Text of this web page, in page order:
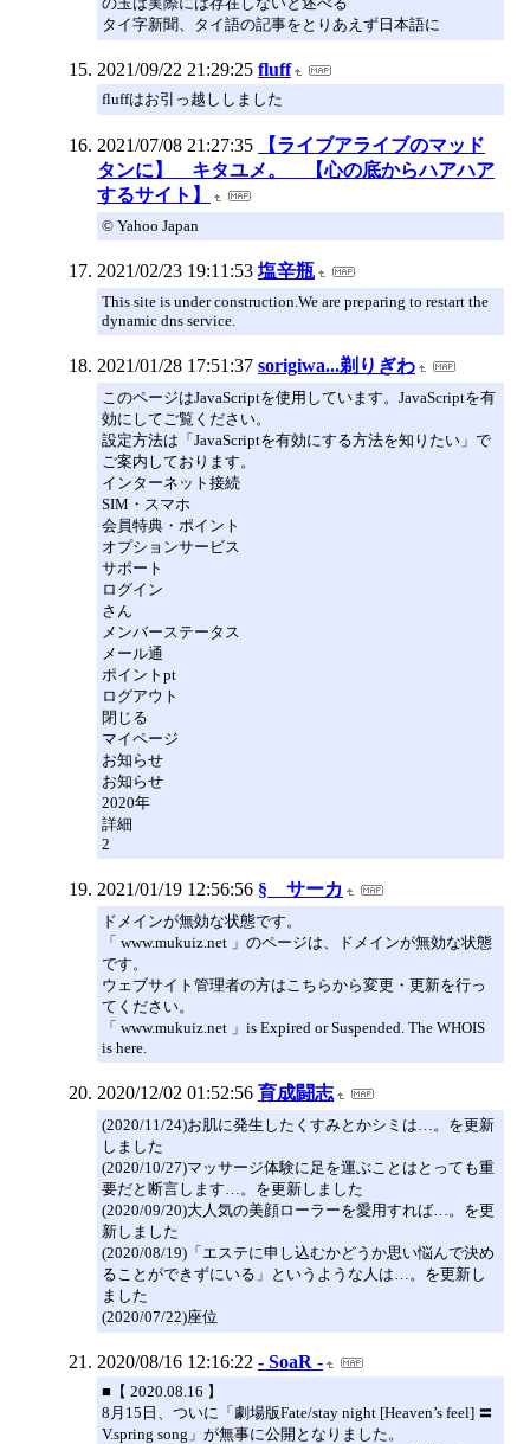
タイ字新聞、タイ語の記事をとりあえず日本語に
2021/09/22 21:29:25 fluff
fluffはお引っ越ししました
2021/07/08 21:27:35
【ライブアライブのマッド
タンに】 キタユメ。 【心の底からハアハア
するサイト】
© Yahoo Japan
2021/02/23 19:11:53 塩辛瓶
This site is under construction.We are preparing to restart the
dynamic dns service.
2021/01/28 17:51:37 sorigiwa...剃りぎわ
このページはJavaScriptを使用しています。JavaScriptを有
効にしてご覧ください。
設定方法は「JavaScriptを有効にする方法を知りたい」で
ご案内しております。
インターネット接続
SIM・スマホ
会員特典・ポイント
オプションサービス
サポート
ログイン
さん
メンバーステータス
メール通
ポイントpt
ログアウト
閉じる
マイページ
お知らせ
お知らせ
2020年
詳細
2
2021/01/19 12:56:56 § サーカ
ドメインが無効な状態です。
「 www.mukuiz.net 」のページは、ドメインが無効な状態
です。
ウェブサイト管理者の方はこちらから変更・更新を行っ
てください。
「 www.mukuiz.net 」is Expired or Suspended. The WHOIS
is here.
2020/12/02 01:52:56 育成闘志
(2020/11/24)お肌に発生したくすみとかシミは…。を更新
しました
(2020/10/27)マッサージ体験に足を運ぶことはとっても重
要だと断言します…。を更新しました
(2020/09/20)大人気の美顔ローラーを愛用すれば…。を更
新しました
(2020/08/19)「エステに申し込むかどうか思い悩んで決め
ることができずにいる」というような人は…。を更新し
ました
(2020/07/22)座位
2020/08/16 12:16:22 - SoaR -
■【 2020.08.16 】
8月15日、ついに「劇場版Fate/stay night [Heaven’s feel] 〓
V.spring song」が無事に公開となりました。